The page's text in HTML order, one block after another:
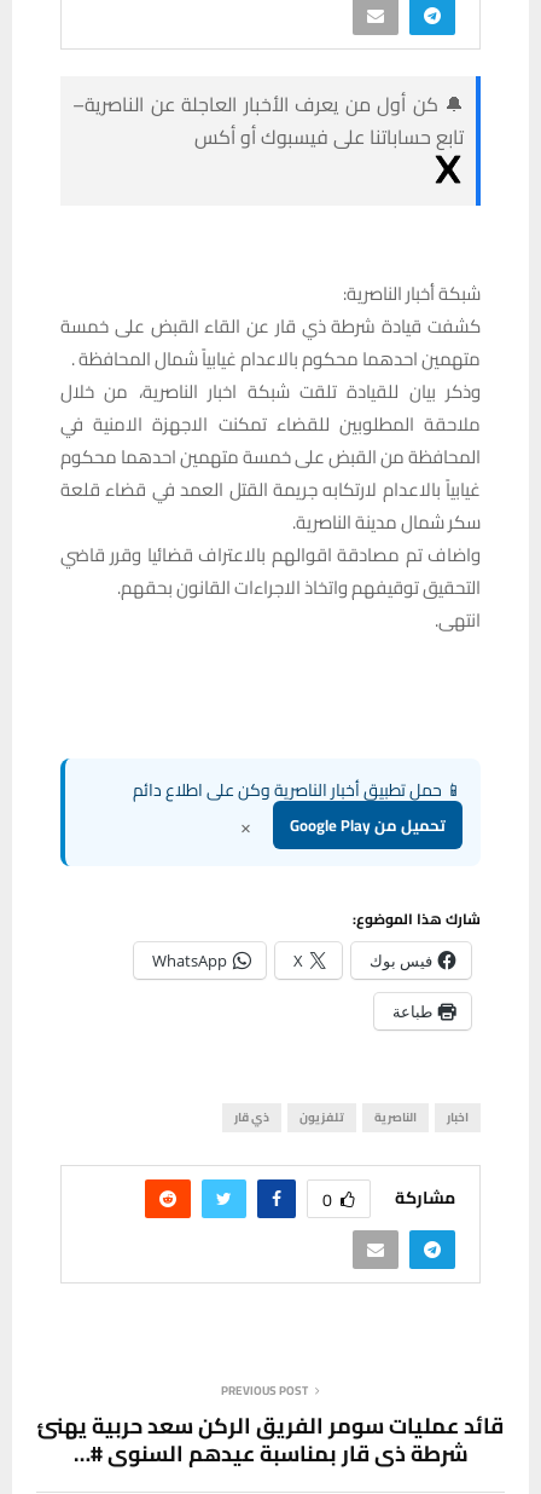
🔔 كن أول من يعرف الأخبار العاجلة عن الناصرية–
تابع حساباتنا على فيسبوك أو أكس
شبكة أخبار الناصرية:
كشفت قيادة شرطة ذي قار عن القاء القبض على خمسة
متهمين احدهما محكوم بالاعدام غيابياً شمال المحافظة .
وذكر بيان للقيادة تلقت شبكة اخبار الناصرية، من خلال
ملاحقة المطلوبين للقضاء تمكنت الاجهزة الامنية في
المحافظة من القبض على خمسة متهمين احدهما محكوم
غيابياً بالاعدام لارتكابه جريمة القتل العمد في قضاء قلعة
سكر شمال مدينة الناصرية.
واضاف تم مصادقة اقوالهم بالاعتراف قضائيا وقرر قاضي
التحقيق توقيفهم واتخاذ الاجراءات القانون بحقهم.
انتهى.
📱 حمل تطبيق أخبار الناصرية وكن على اطلاع دائم
تحميل من Google Play ×
شارك هذا الموضوع:
فيس بوك X
WhatsApp
طباعة
اخبار الناصرية تلفزيون ذي قار
مشاركة 0
PREVIOUS POST
قائد عمليات سومر الفريق الركن سعد حربية يهنئ
شرطة ذي قار بمناسبة عيدهم السنوي #…